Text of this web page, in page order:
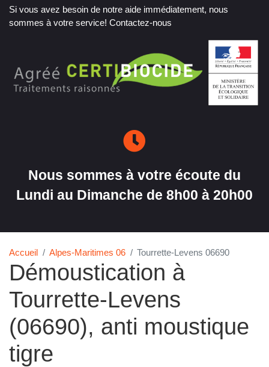
Si vous avez besoin de notre aide immédiatement, nous
sommes à votre service! Contactez-nous
Nous sommes à votre écoute du
Lundi au Dimanche de 8h00 à 20h00
Accueil Alpes-Maritimes 06 Tourrette-Levens 06690
Démoustication à
Tourrette-Levens
(06690), anti moustique
tigre